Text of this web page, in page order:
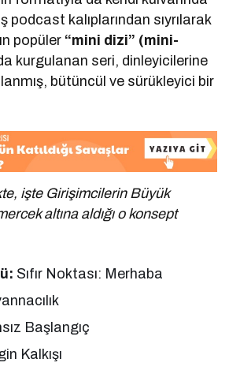
podcast kalıplarından sıyrılarak
popüler “mini dizi” (mini-
kurgulanan seri, dinleyicilerine
bütüncül ve sürükleyici bir
işte Girişimcilerin Büyük
altına aldığı o konsept
Sıfır Noktası: Merhaba
Başlangıç
Kalkışı